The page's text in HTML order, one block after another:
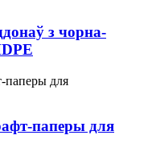
з чорна-
паперы для